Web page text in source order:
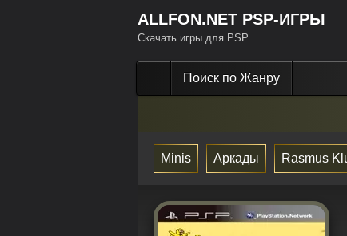
ALLFON.NET PSP-ИГРЫ
Скачать игры для PSP
Поиск по Жанру
Minis Аркады Rasmus